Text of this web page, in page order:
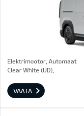
Elektrimootor, Automaat
Clear White (UD),
VAATA